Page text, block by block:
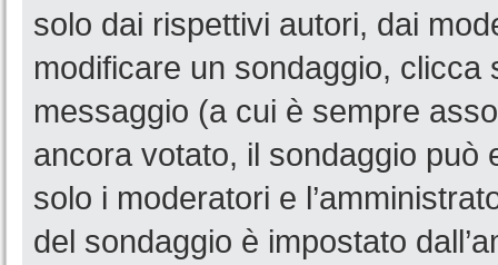
solo dai rispettivi autori, dai
modificare un sondaggio,
messaggio (a cui è sempre
ancora votato, il sondaggio può
solo i moderatori e
del sondaggio è impostato